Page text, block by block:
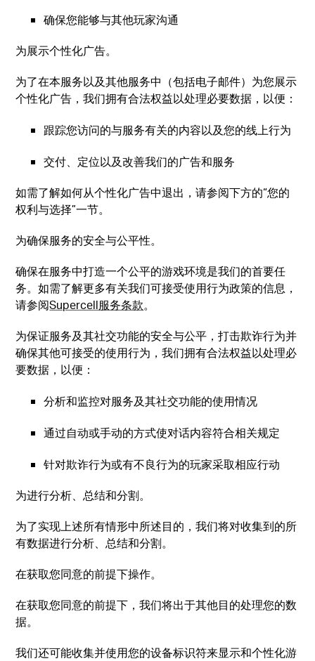
确保您能够与其他玩家沟通
为展示个性化广告。
为了在本服务以及其他服务中（包括电子邮件）为您展示
个性化广告，我们拥有合法权益以处理必要数据，以便：
跟踪您访问的与服务有关的内容以及您的线上行为
交付、定位以及改善我们的广告和服务
如需了解如何从个性化广告中退出，请参阅下方的“您的
权利与选择”一节。
为确保服务的安全与公平性。
确保在服务中打造一个公平的游戏环境是我们的首要任
务。如需了解更多有关我们可接受使用行为政策的信息，
请参阅Supercell服务条款。
为保证服务及其社交功能的安全与公平，打击欺诈行为并
确保其他可接受的使用行为，我们拥有合法权益以处理必
要数据，以便：
分析和监控对服务及其社交功能的使用情况
通过自动或手动的方式使对话内容符合相关规定
针对欺诈行为或有不良行为的玩家采取相应行动
为进行分析、总结和分割。
为了实现上述所有情形中所述目的，我们将对收集到的所
有数据进行分析、总结和分割。
在获取您同意的前提下操作。
在获取您同意的前提下，我们将出于其他目的处理您的数
据。
我们还可能收集并使用您的设备标识符来显示和个性化游